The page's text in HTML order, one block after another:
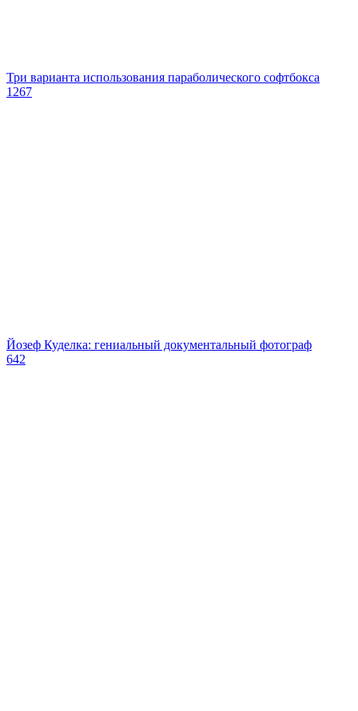
Три варианта использования параболического софтбокса
1267
Йозеф Куделка: гениальный документальный фотограф
642